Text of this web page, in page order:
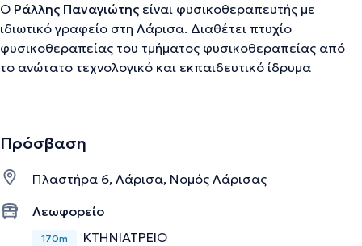
Ο Ράλλης Παναγιώτης είναι φυσικοθεραπευτής με
ιδιωτικό γραφείο στη Λάρισα. Διαθέτει πτυχίο
φυσικοθεραπείας του τμήματος φυσικοθεραπείας από
το ανώτατο τεχνολογικό και εκπαιδευτικό ίδρυμα
χάρη στις εξειδικεύσεις του στο manual therapy -
παίδων. Επίσης, στο ιατρείο θα βρείτε σύγχρονα
μηχανήματα αλλά και ειδικές τεχνικές κινητοποίησης ή
ερεθισμάτων από τον φυσικοθεραπευτή για την βέλτιστη
επίτευξη της μείωσης του πόνου, της απόκτησης του
Πρόσβαση
Πλαστήρα 6, Λάρισα, Νομός Λάρισας
Λεωφορείο
170m ΚΤΗΝΙΑΤΡΕΙΟ